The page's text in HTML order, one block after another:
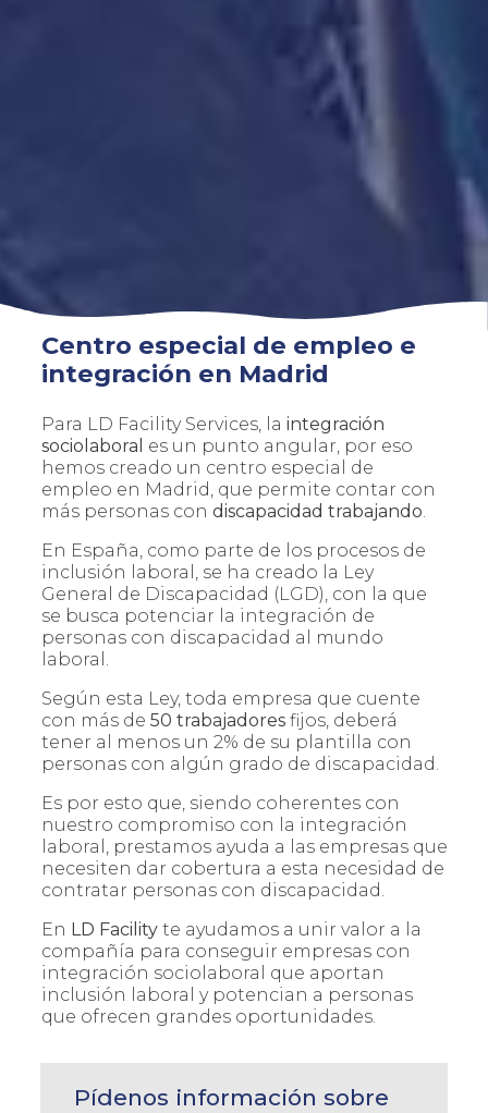
Pídenos información sobre
Centro especial de empleo e
integración en Madrid
Para LD Facility Services, la integración
sociolaboral es un punto angular, por eso
hemos creado un centro especial de
empleo en Madrid, que permite contar con
más personas con discapacidad trabajando.
En España, como parte de los procesos de
inclusión laboral, se ha creado la Ley
General de Discapacidad (LGD), con la que
se busca potenciar la integración de
personas con discapacidad al mundo
laboral.
Según esta Ley, toda empresa que cuente
con más de 50 trabajadores fijos, deberá
tener al menos un 2% de su plantilla con
personas con algún grado de discapacidad.
Es por esto que, siendo coherentes con
nuestro compromiso con la integración
laboral, prestamos ayuda a las empresas que
necesiten dar cobertura a esta necesidad de
contratar personas con discapacidad.
En LD Facility te ayudamos a unir valor a la
compañía para conseguir empresas con
integración sociolaboral que aportan
inclusión laboral y potencian a personas
que ofrecen grandes oportunidades.